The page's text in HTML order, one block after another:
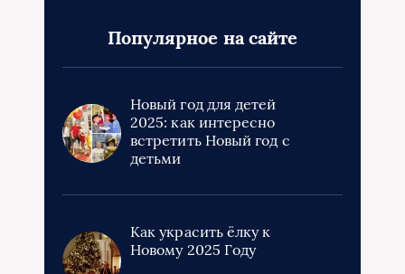
Популярное на сайте
Новый год для детей
2025: как интересно
встретить Новый год с
детьми
Как украсить ёлку к
Новому 2025 Году